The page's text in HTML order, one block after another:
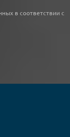
в соответствии с